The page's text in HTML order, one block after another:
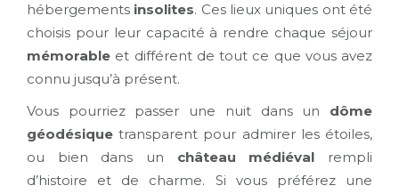
hébergements insolites. Ces lieux uniques ont été
choisis pour leur capacité à rendre chaque séjour
mémorable et différent de tout ce que vous avez
connu jusqu’à présent.
Vous pourriez passer une nuit dans un dôme
géodésique transparent pour admirer les étoiles,
ou bien dans un château médiéval rempli
d’histoire et de charme. Si vous préférez une